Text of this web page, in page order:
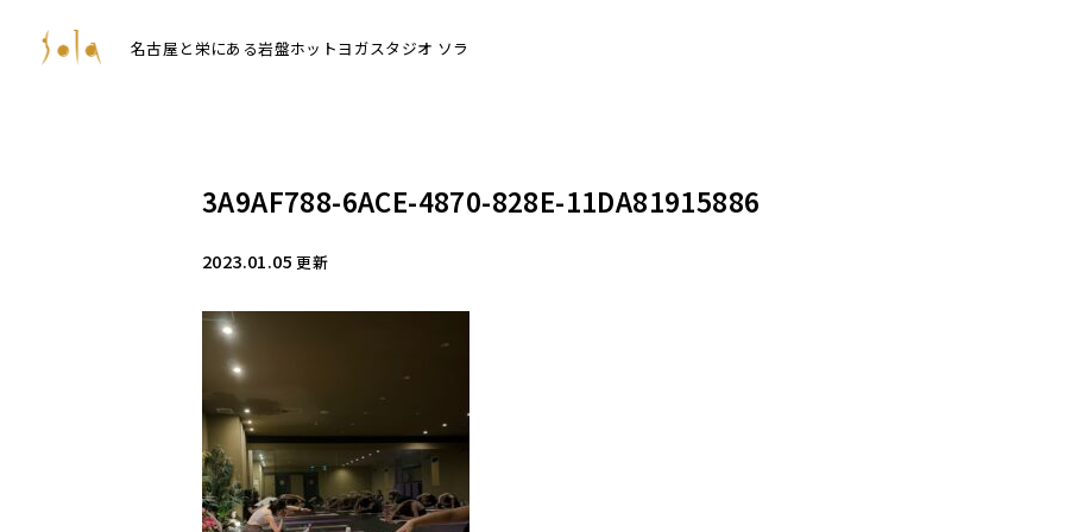
名古屋と栄にある岩盤ホットヨガスタジオ ソラ
3A9AF788-6ACE-4870-828E-11DA81915886
2023.01.05更新